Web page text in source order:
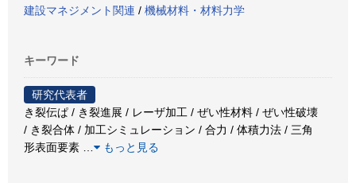
建設マネジメント関連 / 機械材料・材料力学
キーワード
研究代表者
き裂伝ぱ / き裂進展 / レーザ加工 / ぜい性材料 / ぜい性破壊
/ き裂合体 / 加工シミュレーション / 合力 / 体積力法 / 三角
形表面要素
もっと見る